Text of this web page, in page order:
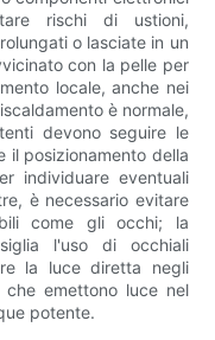
rischi di ustioni,
o lasciate in un
con la pelle per
locale, anche nei
è normale,
devono seguire le
il posizionamento della
individuare eventuali
è necessario evitare
come gli occhi; la
l'uso di occhiali
la luce diretta negli
emettono luce nel
potente.